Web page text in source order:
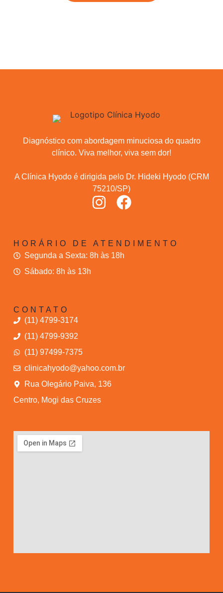
Diagnóstico com abordagem minuciosa do quadro
clínico. Viva melhor, viva sem dor!
A Clínica Hyodo é dirigida pelo Dr. Hideki Hyodo (CRM
75210/SP)
HORÁRIO DE ATENDIMENTO
Segunda a Sexta: 8h às 18h
Sábado: 8h às 13h
CONTATO
(11) 4799-3174
(11) 4799-9392
(11) 97499-7375
clinicahyodo@yahoo.com.br
Rua Olegário Paiva, 136
Centro, Mogi das Cruzes